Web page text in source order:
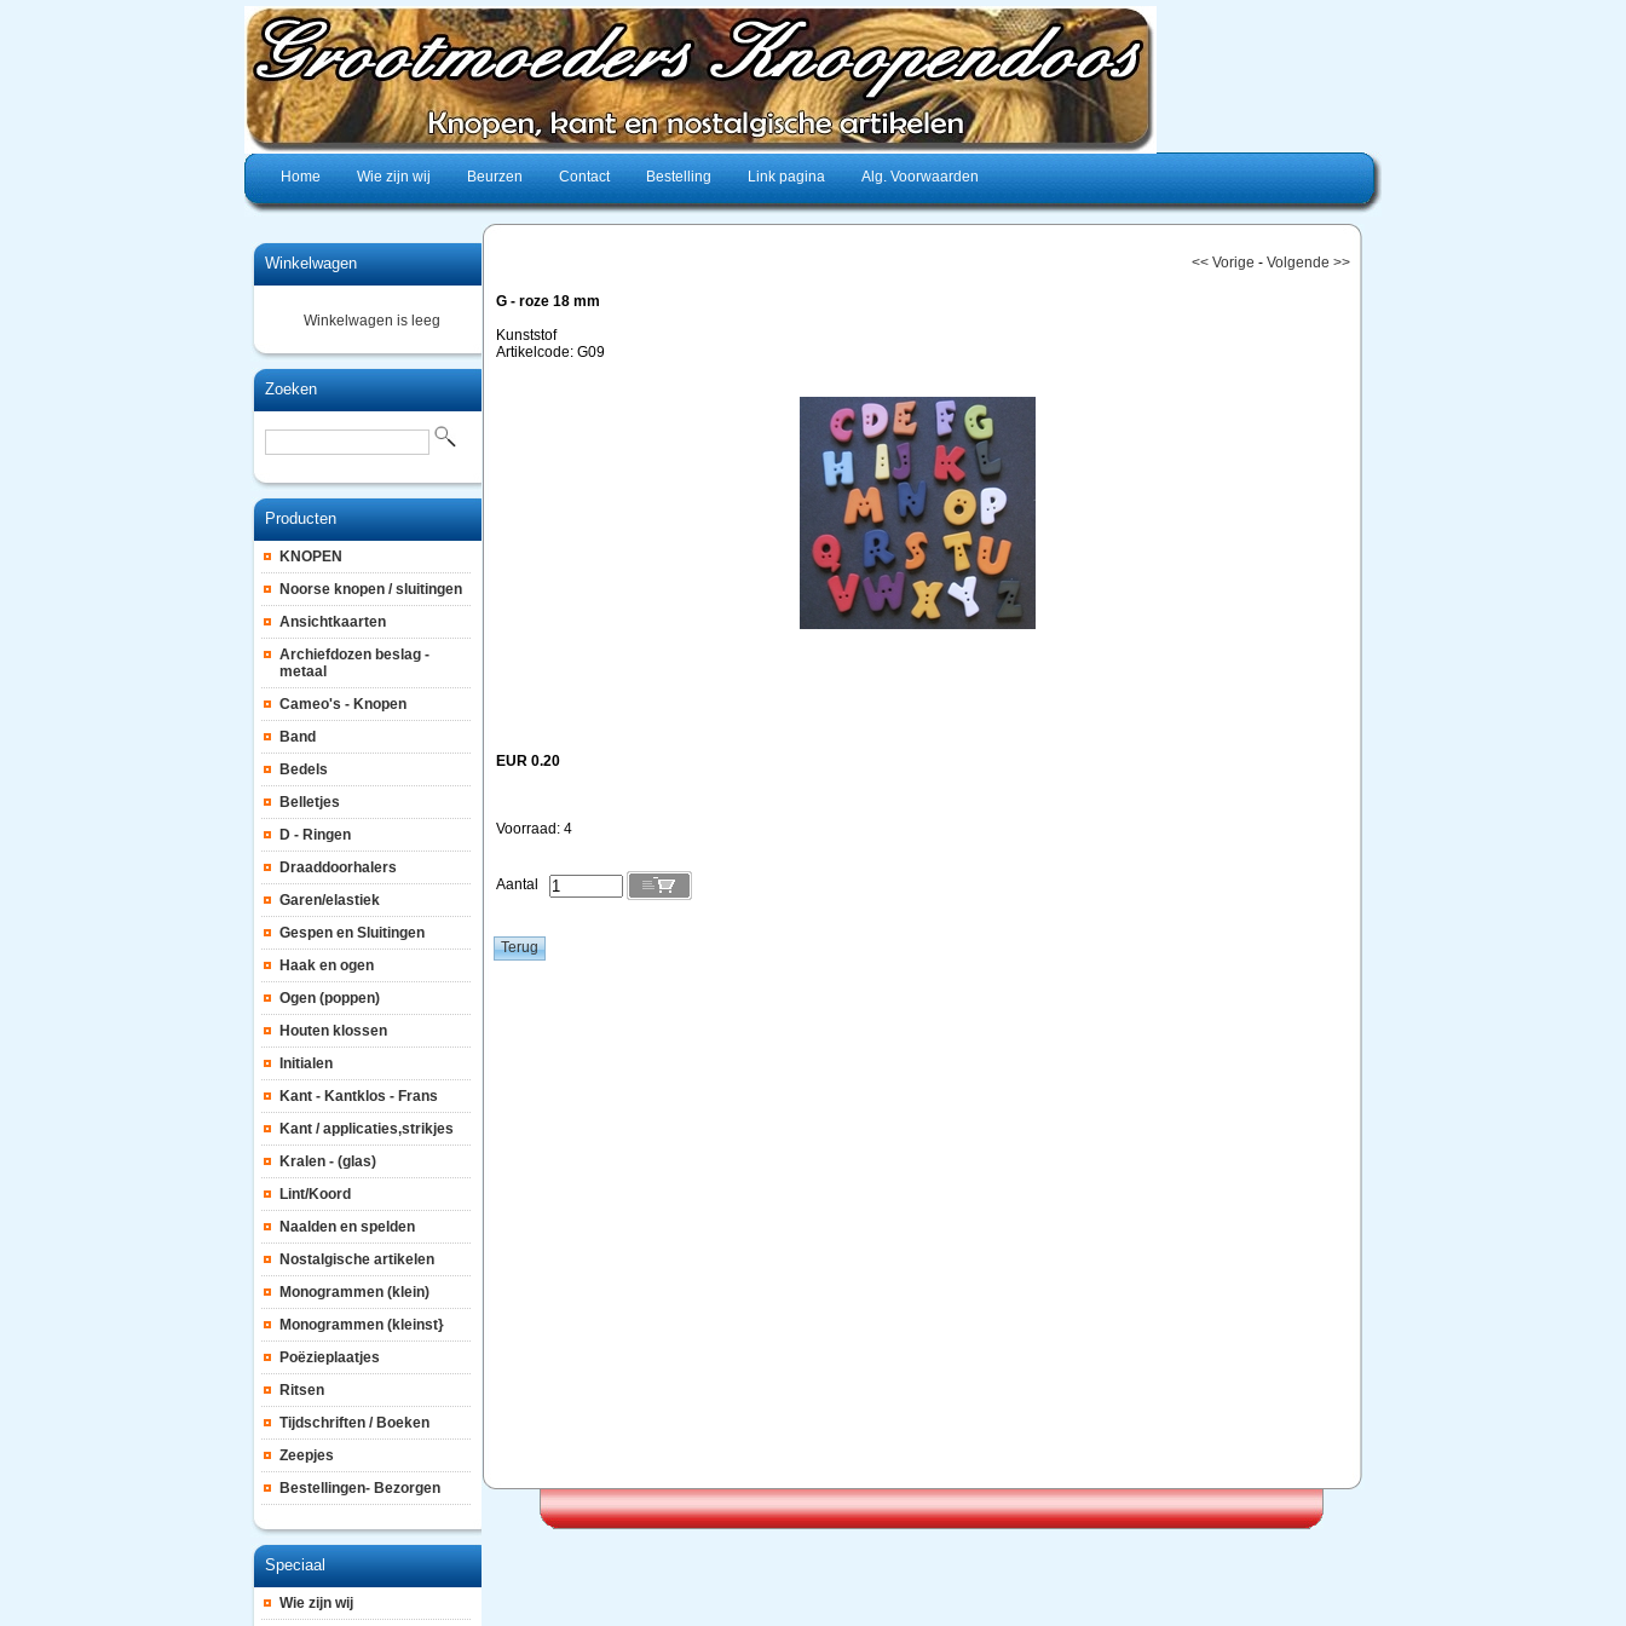
Home Wie zijn wij Beurzen Contact Bestelling Link pagina Alg. Voorwaarden
Winkelwagen
Winkelwagen is leeg
Zoeken
Producten
KNOPEN
Noorse knopen / sluitingen
Ansichtkaarten
Archiefdozen beslag -
metaal
Cameo's - Knopen
Band
Bedels
Belletjes
D - Ringen
Draaddoorhalers
Garen/elastiek
Gespen en Sluitingen
Haak en ogen
Ogen (poppen)
Houten klossen
Initialen
Kant - Kantklos - Frans
Kant / applicaties,strikjes
Kralen - (glas)
Lint/Koord
Naalden en spelden
Nostalgische artikelen
Monogrammen (klein)
Monogrammen (kleinst}
Poëzieplaatjes
Ritsen
Tijdschriften / Boeken
Zeepjes
Bestellingen- Bezorgen
Speciaal
Wie zijn wij
<< Vorige - Volgende >>
G - roze 18 mm
Kunststof
Artikelcode: G09
EUR 0.20
Voorraad: 4
Aantal